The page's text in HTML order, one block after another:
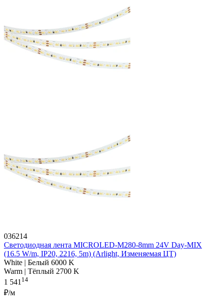
036214
Светодиодная лента MICROLED-M280-8mm 24V Day-MIX
(16.5 W/m, IP20, 2216, 5m) (Arlight, Изменяемая ЦТ)
White | Белый 6000 K
Warm | Тёплый 2700 K
1 54114
₽/м